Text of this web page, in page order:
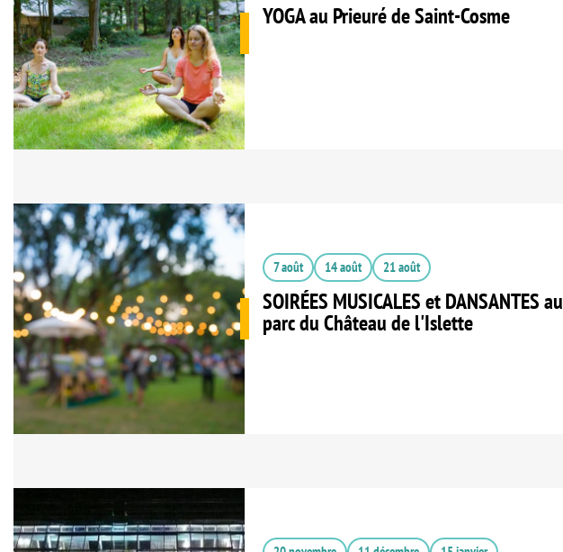
YOGA au Prieuré de Saint-Cosme
7 août 14 août 21 août
SOIRÉES MUSICALES et DANSANTES au
parc du Château de l'Islette